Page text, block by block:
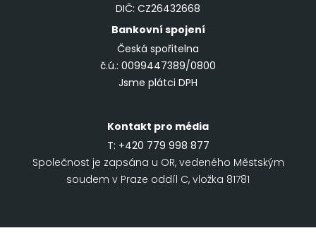
DIČ: CZ26432668
Bankovní spojení
Česká spořitelna
č.ú.: 0099447389/0800
Jsme plátci DPH
Kontakt pro média
T: +420 779 998 877
Společnost je zapsána u OR, vedeného Městským
soudem v Praze oddíl C, vložka 81781